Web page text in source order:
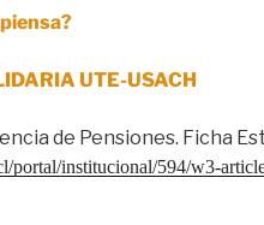
UTE-USACH
Pensiones. Ficha
portal/institucional/594/w3-